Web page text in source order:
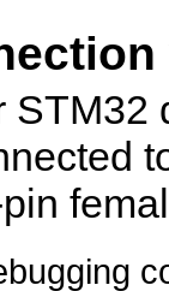
STM32